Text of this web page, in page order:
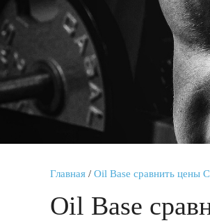
Главная / Oil Base сравнить цены
Oil Base